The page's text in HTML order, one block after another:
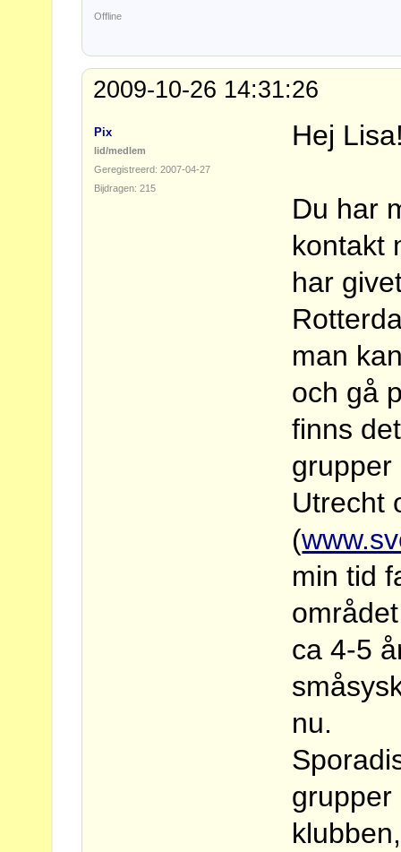
Offline
2009-10-26 14:31:26
Pix
lid/medlem
Geregistreerd: 2007-04-27
Bijdragen: 215
Hej
Du har
kontakt
har
man
och gå
finns
grupper
Utrecht
(
min tid
ca 4-5
nu.
grupper